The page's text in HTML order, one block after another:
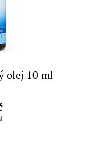
olej 10 ml